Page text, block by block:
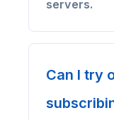
servers.
Can I try